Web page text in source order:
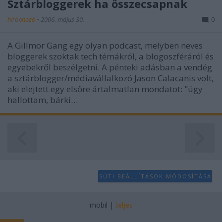
Sztárbloggerek ha összecsapnak
hírbehozó • 2006. május 30. 0
A Gillmor Gang egy olyan podcast, melyben neves
bloggerek szoktak tech témákról, a blogoszféráról és
egyebekről beszélgetni. A pénteki adásban a vendég
a sztárblogger/médiavállalkozó Jason Calacanis volt,
aki elejtett egy elsőre ártalmatlan mondatot: "úgy
hallottam, bárki…
SÜTI BEÁLLÍTÁSOK MÓDOSÍTÁSA
mobil | teljes